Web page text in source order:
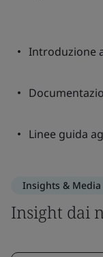
Introduzione
Linee guida
Insights & Media
Insight dai